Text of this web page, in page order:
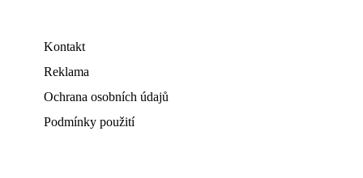
Kontakt
Reklama
Ochrana osobních údajů
Podmínky použití